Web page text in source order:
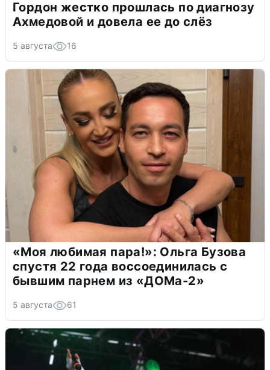
Гордон жестко прошлась по диагнозу
Ахмедовой и довела ее до слёз
5 августа 16
«Моя любимая пара!»: Ольга Бузова
спустя 22 года воссоединилась с
бывшим парнем из «ДОМа-2»
5 августа 61